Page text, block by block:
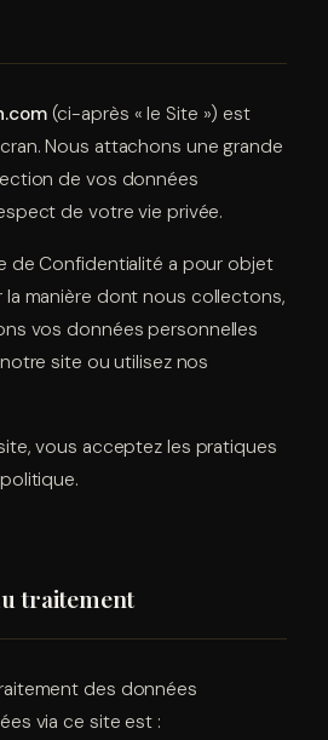
(ci-après « le Site ») est
Nous attachons une grande
de vos données
de votre vie privée.
de Confidentialité a pour objet
la manière dont nous collectons,
vos données personnelles
site ou utilisez nos
vous acceptez les pratiques
traitement
des données
via ce site est :